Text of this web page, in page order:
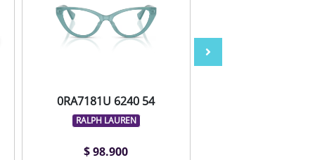
0RA7181U 6240 54
RALPH LAUREN
$ 98.900